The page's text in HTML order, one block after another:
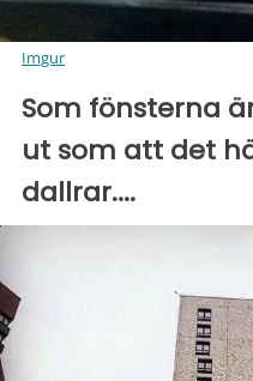
Imgur
Som fönsterna
ut som att det
dallrar....